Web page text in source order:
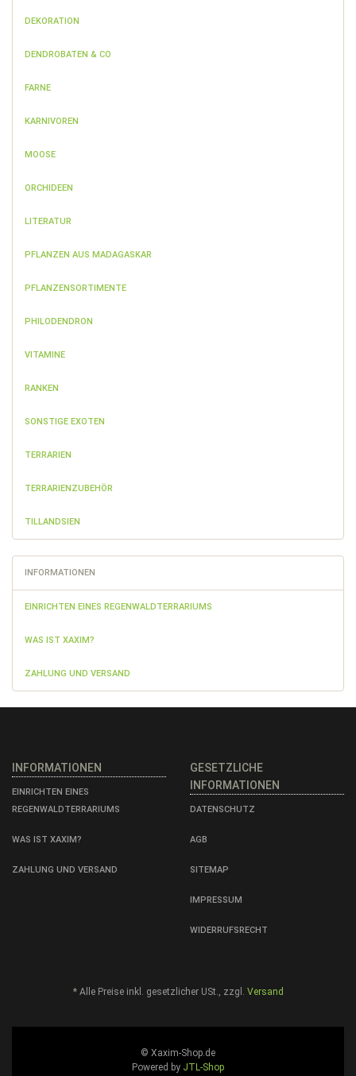
DEKORATION
DENDROBATEN & CO
FARNE
KARNIVOREN
MOOSE
ORCHIDEEN
LITERATUR
PFLANZEN AUS MADAGASKAR
PFLANZENSORTIMENTE
PHILODENDRON
VITAMINE
RANKEN
SONSTIGE EXOTEN
TERRARIEN
TERRARIENZUBEHÖR
TILLANDSIEN
INFORMATIONEN
EINRICHTEN EINES REGENWALDTERRARIUMS
WAS IST XAXIM?
ZAHLUNG UND VERSAND
INFORMATIONEN
EINRICHTEN EINES
REGENWALDTERRARIUMS
WAS IST XAXIM?
ZAHLUNG UND VERSAND
GESETZLICHE
INFORMATIONEN
DATENSCHUTZ
AGB
SITEMAP
IMPRESSUM
WIDERRUFSRECHT
*Alle Preise inkl. gesetzlicher USt., zzgl. Versand
© Xaxim-Shop.de
Powered by JTL-Shop